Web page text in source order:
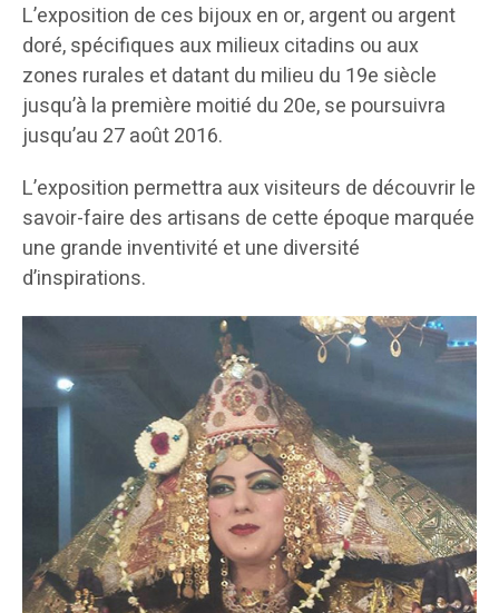
L’exposition de ces bijoux en or, argent ou argent
doré, spécifiques aux milieux citadins ou aux
zones rurales et datant du milieu du 19e siècle
jusqu’à la première moitié du 20e, se poursuivra
jusqu’au 27 août 2016.
L’exposition permettra aux visiteurs de découvrir le
savoir-faire des artisans de cette époque marquée
une grande inventivité et une diversité
d’inspirations.